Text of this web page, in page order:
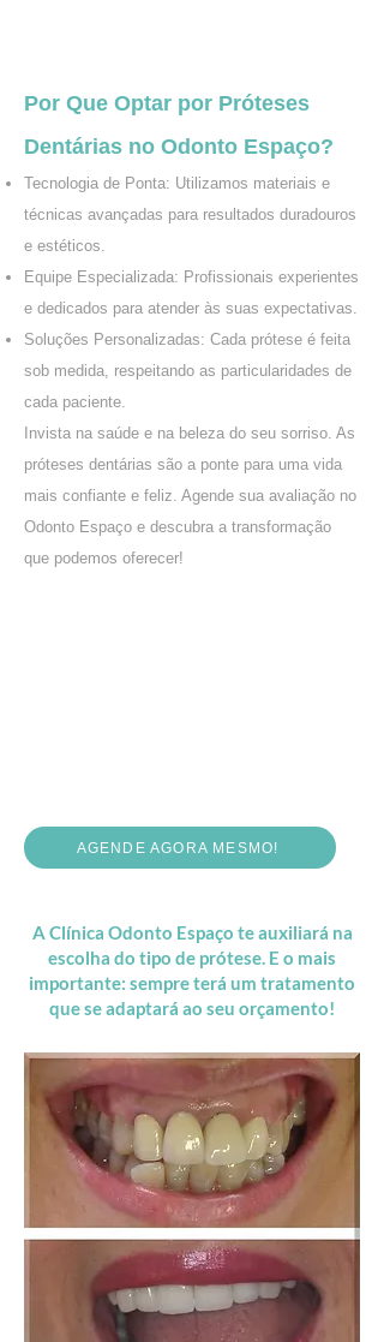
Por Que Optar por Próteses
Dentárias no Odonto Espaço?
Tecnologia de Ponta: Utilizamos materiais e
técnicas avançadas para resultados duradouros
e estéticos.
Equipe Especializada: Profissionais experientes
e dedicados para atender às suas expectativas.
Soluções Personalizadas: Cada prótese é feita
sob medida, respeitando as particularidades de
cada paciente.
Invista na saúde e na beleza do seu sorriso. As
próteses dentárias são a ponte para uma vida
mais confiante e feliz. Agende sua avaliação no
Odonto Espaço e descubra a transformação
que podemos oferecer!
AGENDE AGORA MESMO!
A Clínica Odonto Espaço te auxiliará na
escolha do tipo de prótese. E o mais
importante: sempre terá um tratamento
que se adaptará ao seu orçamento!